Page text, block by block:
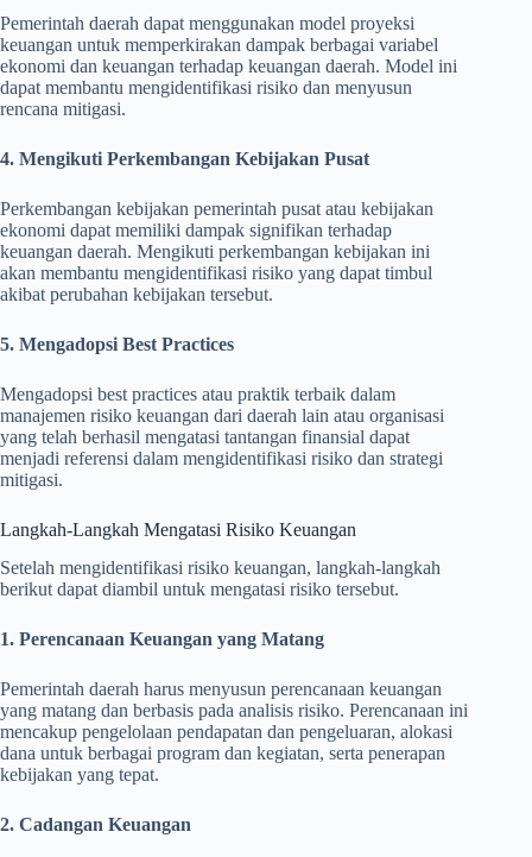
Pemerintah daerah dapat menggunakan model proyeksi
keuangan untuk memperkirakan dampak berbagai variabel
ekonomi dan keuangan terhadap keuangan daerah. Model ini
dapat membantu mengidentifikasi risiko dan menyusun
rencana mitigasi.
4. Mengikuti Perkembangan Kebijakan Pusat
Perkembangan kebijakan pemerintah pusat atau kebijakan
ekonomi dapat memiliki dampak signifikan terhadap
keuangan daerah. Mengikuti perkembangan kebijakan ini
akan membantu mengidentifikasi risiko yang dapat timbul
akibat perubahan kebijakan tersebut.
5. Mengadopsi Best Practices
Mengadopsi best practices atau praktik terbaik dalam
manajemen risiko keuangan dari daerah lain atau organisasi
yang telah berhasil mengatasi tantangan finansial dapat
menjadi referensi dalam mengidentifikasi risiko dan strategi
mitigasi.
Langkah-Langkah Mengatasi Risiko Keuangan
Setelah mengidentifikasi risiko keuangan, langkah-langkah
berikut dapat diambil untuk mengatasi risiko tersebut.
1. Perencanaan Keuangan yang Matang
Pemerintah daerah harus menyusun perencanaan keuangan
yang matang dan berbasis pada analisis risiko. Perencanaan ini
mencakup pengelolaan pendapatan dan pengeluaran, alokasi
dana untuk berbagai program dan kegiatan, serta penerapan
kebijakan yang tepat.
2. Cadangan Keuangan